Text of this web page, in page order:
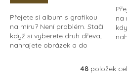
Přejete si album s grafikou
na míru? Není problém. Stačí
když si vyberete druh dřeva,
nahrajete obrázek a do
5
na
O
48 položek